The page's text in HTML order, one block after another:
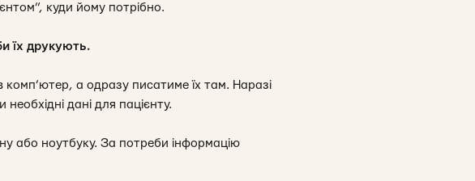
куди йому потрібно.
їх друкують.
комп’ютер, а одразу писатиме їх там. Наразі
дані для пацієнту.
або ноутбуку. За потреби інформацію